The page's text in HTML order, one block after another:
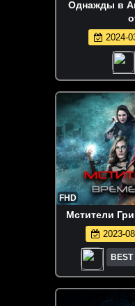
Однажды в
2024-
FHD
Мстители
2023-